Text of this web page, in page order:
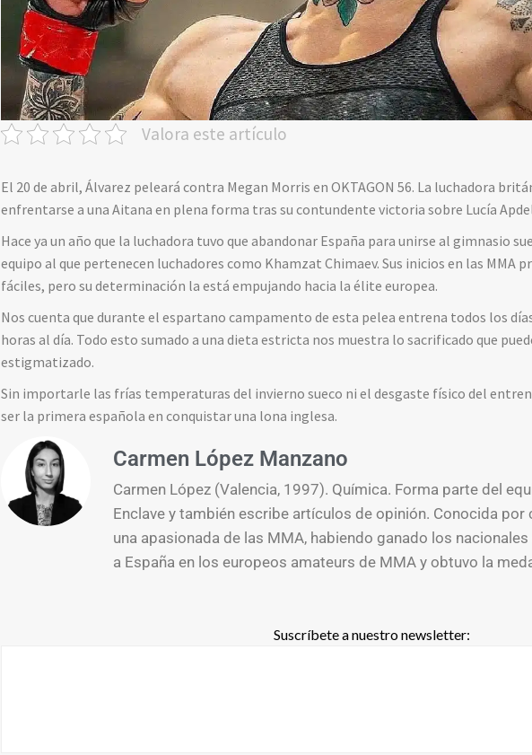
Valora este artículo
El 20 de abril, Álvarez peleará contra Megan Morris en OKTAGON 56. La luchadora
enfrentarse a una Aitana en plena forma tras su contundente victoria sobre Lucía
Hace ya un año que la luchadora tuvo que abandonar España para unirse al gimnasio
equipo al que pertenecen luchadores como Khamzat Chimaev. Sus inicios en las MMA
fáciles, pero su determinación la está empujando hacia la élite europea.
Nos cuenta que durante el espartano campamento de esta pelea entrena todos los
horas al día. Todo esto sumado a una dieta estricta nos muestra lo sacrificado que
estigmatizado.
Sin importarle las frías temperaturas del invierno sueco ni el desgaste físico del
ser la primera española en conquistar una lona inglesa.
Carmen López Manzano
Carmen López (Valencia, 1997). Química. Forma parte del
Enclave y también escribe artículos de opinión. Conocida
una apasionada de las MMA, habiendo ganado los
a España en los europeos amateurs de MMA y obtuvo la
Suscríbete a nuestro newsletter: